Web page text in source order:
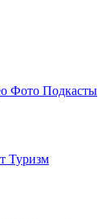
Фото Подкасты
Туризм